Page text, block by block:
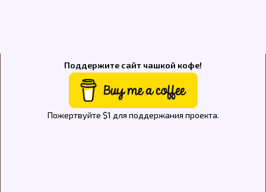
Поддержите сайт чашкой кофе!
Пожертвуйте $1 для поддержания проекта.